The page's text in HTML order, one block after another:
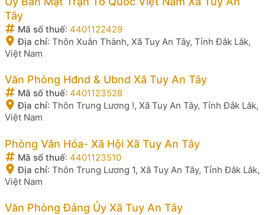
Tây
Mã số thuế: 4401122429
Địa chỉ: Thôn Xuân Thành, Xã Tuy An Tây, Tỉnh Đắk Lắk,
Việt Nam
Văn Phòng Hđnd & Ubnd Xã Tuy An Tây
Mã số thuế: 4401123528
Địa chỉ: Thôn Trung Lương !, Xã Tuy An Tây, Tỉnh Đắk Lắk,
Việt Nam
Phòng Văn Hóa- Xã Hội Xã Tuy An Tây
Mã số thuế: 4401123510
Địa chỉ: Thôn Trung Lương 1, Xã Tuy An Tây, Tỉnh Đắk Lắk,
Việt Nam
Văn Phòng Đảng Ủy Xã Tuy An Tây